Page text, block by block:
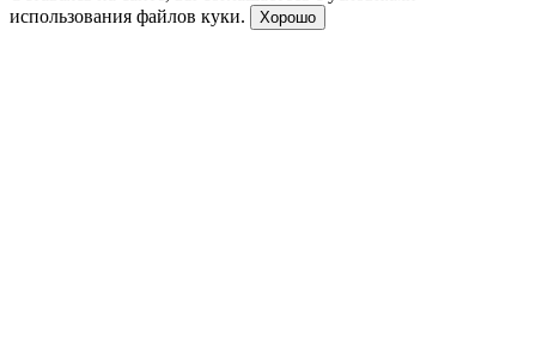
использования файлов куки.
Хорошо